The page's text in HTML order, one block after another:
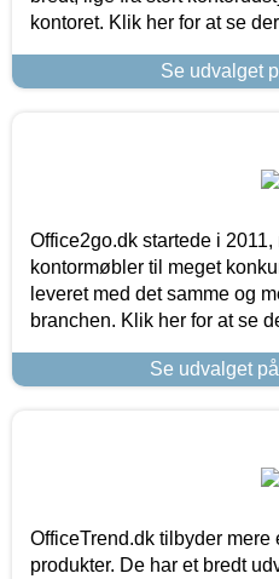
kontoret. Klik her for at se
Se udvalget
Office2go.dk startede i
kontormøbler til meget
leveret med det samme og
branchen. Klik her for at se
Se udvalget
OfficeTrend.dk tilbyder mere
produkter. De har et bredt